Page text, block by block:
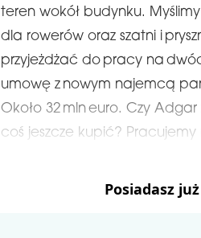
teren wokół budynku.
dla rowerów oraz szatni i
przyjeżdżać do pracy na
umowę z nowym najemcą
Około 32 mln euro. Czy Adgar
coś jeszcze kupić? Pracujemy
Posiadasz